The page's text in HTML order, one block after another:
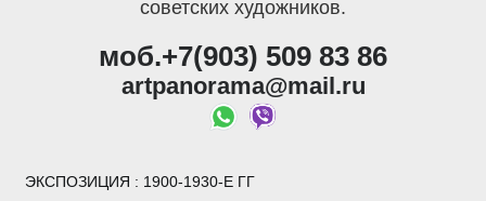
советских художников.
моб.+7(903) 509 83 86
artpanorama@mail.ru
ЭКСПОЗИЦИЯ : 1900-1930-Е ГГ